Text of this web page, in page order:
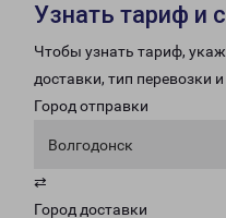
Узнать тариф и
Чтобы узнать тариф,
доставки, тип перевозки и
Город отправки
Волгодонск
⇄
Город доставки